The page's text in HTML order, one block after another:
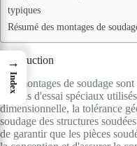
typiques
Résumé des montages de
Introduction
Les montages de soudage
d'outils d'essai spéciaux
dimensionnelle, la tolérance
soudage des structures
de garantir que les pièces
→
Index